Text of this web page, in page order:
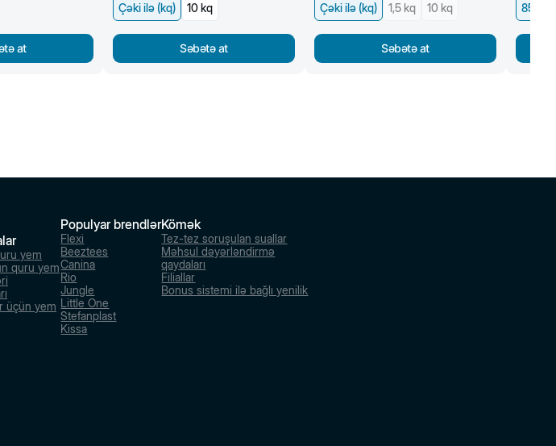
at
Çəki ilə (kq) 10 kq
Səbətə at
Çəki ilə (kq) 1,5 kq 10 kq
Səbətə at
85 q
yem
quru yem
üçün yem
Populyar brendlər
Flexi
Beeztees
Canina
Rio
Jungle
Little One
Stefanplast
Kissa
Kömək
Tez-tez soruşulan suallar
Məhsul dəyərləndirmə
qaydaları
Filiallar
Bonus sistemi ilə bağlı yenilik